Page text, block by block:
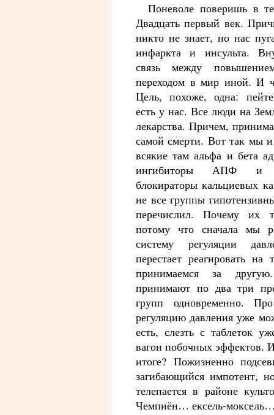
Поневоле поверишь в
Двадцать первый век.
никто не знает, но нас
инфаркта и инсульта.
связь между
переходом в мир иной. И
Цель, похоже, одна:
есть у нас. Все люди на
лекарства. Причем,
самой смерти. Вот так мы
всякие там альфа и бета
ингибиторы АПФ и
блокираторы кальциевых
не все группы
перечислил. Почему их
потому что сначала мы
систему регуляции
перестает реагировать
принимаемся за
принимают по два три
групп одновременно.
регуляцию давления уже
есть, слезть с таблеток
вагон побочных эффектов.
итоге? Пожизненно
загибающийся импотент,
телепается в районе
Чемпиён… ексель-